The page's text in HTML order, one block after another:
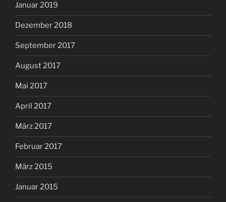
Januar 2019
Dezember 2018
September 2017
August 2017
Mai 2017
April 2017
März 2017
Februar 2017
März 2015
Januar 2015